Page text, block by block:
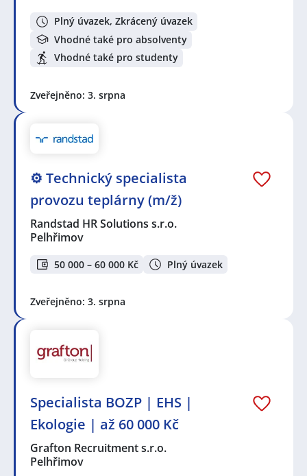
Plný úvazek, Zkrácený úvazek
Vhodné také pro absolventy
Vhodné také pro studenty
Zveřejněno: 3. srpna
⚙️ Technický specialista
provozu teplárny (m/ž)
Randstad HR Solutions s.r.o.
Pelhřimov
50 000 – 60 000 Kč Plný úvazek
Zveřejněno: 3. srpna
Specialista BOZP | EHS |
Ekologie | až 60 000 Kč
Grafton Recruitment s.r.o.
Pelhřimov